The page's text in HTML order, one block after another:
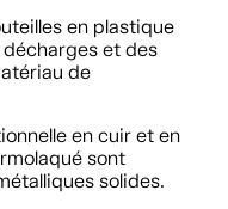
en plastique
et des
de
en cuir et en
sont
solides.